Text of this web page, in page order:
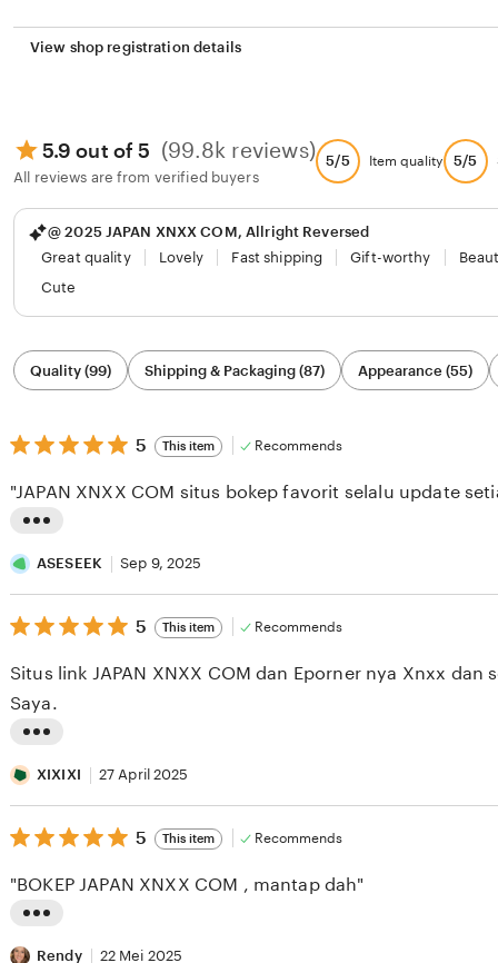
View shop registration details
5.9 out of 5 (99.8k reviews)
All reviews are from verified buyers
5/5 Item quality 5/5
@ 2025 JAPAN XNXX COM, Allright Reversed
Great quality
Lovely Fast shipping Gift-worthy
Cute
Filter
by
category
Quality (99) Shipping & Packaging (87) Appearance (55)
5
out
5
stars
5 This item Recommends
i
s
t
n
g
e
v
i
w
y
"JAPAN XNXX COM situs bokep favorit selalu update
ASESEEK Sep 9, 2025
5
out
5
stars
5 This item Recommends
i
s
t
n
r
Situs link JAPAN XNXX COM dan Eporner nya Xnxx dan
Saya.
XIXIXI 27 April 2025
5
out
5
stars
5 This item Recommends
i
"BOKEP JAPAN XNXX COM , mantap dah"
Rendy 22 Mei 2025